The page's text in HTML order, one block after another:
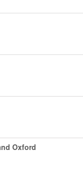
Oxford